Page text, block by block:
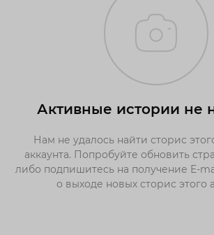
Активные истории не
Нам не удалось найти сторис
аккаунта. Попробуйте обновить
либо подпишитесь на получение E-
о выходе новых сторис этого